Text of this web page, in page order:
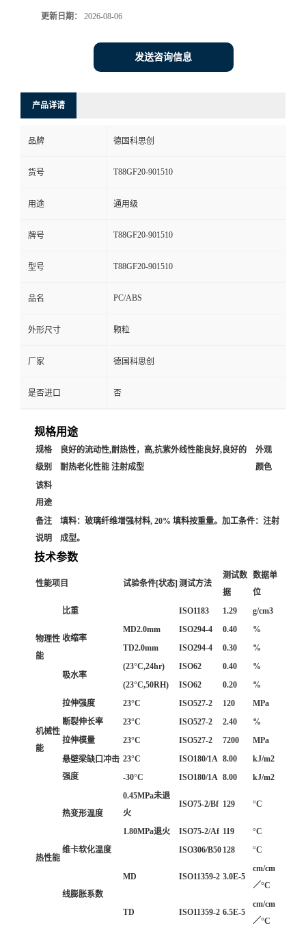
更新日期： 2026-08-06
发送咨询信息
产品详请
品牌 德国科思创
货号 T88GF20-901510
用途 通用级
牌号 T88GF20-901510
型号 T88GF20-901510
品名 PC/ABS
外形尺寸 颗粒
厂家 德国科思创
是否进口 否
规格用途
规格
级别
良好的流动性,耐热性，高,抗紫外线性能良好,良好的
耐热老化性能 注射成型
外观
颜色
该料
用途
备注
说明
填料：玻璃纤维增强材料, 20% 填料按重量。加工条件：注射
成型。
技术参数
性能项目 试验条件[状态] 测试方法
测试数
据
数据单
位
物理性
能
比重 ISO1183 1.29 g/cm3
收缩率
MD2.0mm ISO294-4 0.40
%
TD2.0mm
ISO294-4 0.30 %
吸水率
(23°C,24hr) ISO62 0.40
%
(23°C,50RH)
ISO62 0.20 %
机械性
能
拉伸强度 23°C ISO527-2 120
MPa
断裂伸长率
23°C ISO527-2 2.40
%
拉伸模量
23°C ISO527-2 7200
MPa
悬壁梁缺口冲击
强度
23°C ISO180/1A 8.00
kJ/m2
-30°C
ISO180/1A 8.00 kJ/m2
热性能
热变形温度
0.45MPa未退
火
ISO75-2/Bf 129 °C
1.80MPa退火 ISO75-2/Af 119
°C
维卡软化温度
ISO306/B50 128 °C
线膨胀系数
MD ISO11359-2 3.0E-5
cm/cm
／°C
TD ISO11359-2 6.5E-5
cm/cm
／°C